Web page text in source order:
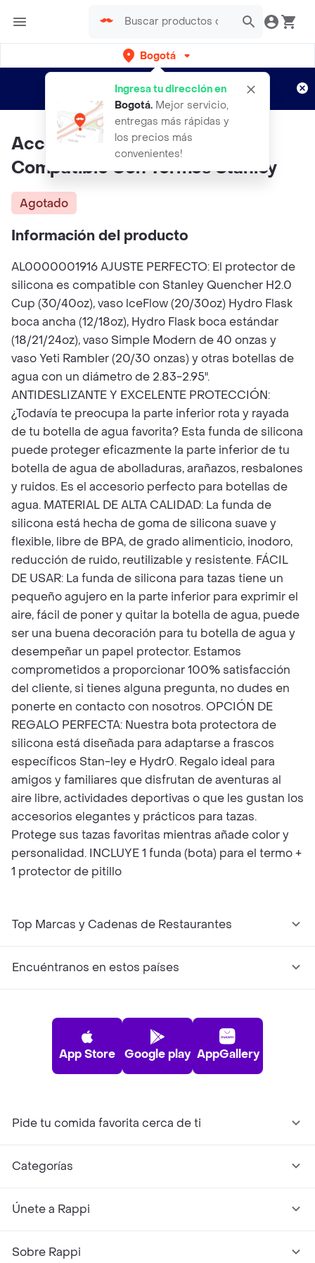
Bogotá
Ingresa tu dirección en
Bogotá. Mejor servicio,
entregas más rápidas y
los precios más
convenientes!
envíos gratis por semanas
Aplican TyC
Accesorio Protector Silicona
Compatible Con Termos Stanley
Agotado
Información del producto
AL0000001916 AJUSTE PERFECTO: El protector de
silicona es compatible con Stanley Quencher H2.0
Cup (30/40oz), vaso lceFlow (20/30oz) Hydro Flask
boca ancha (12/18oz), Hydro Flask boca estándar
(18/21/24oz), vaso Simple Modern de 40 onzas y
vaso Yeti Rambler (20/30 onzas) y otras botellas de
agua con un diámetro de 2.83-2.95".
ANTIDESLIZANTE Y EXCELENTE PROTECCIÓN:
¿Todavía te preocupa la parte inferior rota y rayada
de tu botella de agua favorita? Esta funda de silicona
puede proteger eficazmente la parte inferior de tu
botella de agua de abolladuras, arañazos, resbalones
y ruidos. Es el accesorio perfecto para botellas de
agua. MATERIAL DE ALTA CALIDAD: La funda de
silicona está hecha de goma de silicona suave y
flexible, libre de BPA, de grado alimenticio, inodoro,
reducción de ruido, reutilizable y resistente. FÁCIL
DE USAR: La funda de silicona para tazas tiene un
pequeño agujero en la parte inferior para exprimir el
aire, fácil de poner y quitar la botella de agua, puede
ser una buena decoración para tu botella de agua y
desempeñar un papel protector. Estamos
comprometidos a proporcionar 100% satisfacción
del cliente, si tienes alguna pregunta, no dudes en
ponerte en contacto con nosotros. OPCIÓN DE
REGALO PERFECTA: Nuestra bota protectora de
silicona está diseñada para adaptarse a frascos
específicos Stan-ley e Hydr0. Regalo ideal para
amigos y familiares que disfrutan de aventuras al
aire libre, actividades deportivas o que les gustan los
accesorios elegantes y prácticos para tazas.
Protege sus tazas favoritas mientras añade color y
personalidad. INCLUYE 1 funda (bota) para el termo +
1 protector de pitillo
Top Marcas y Cadenas de Restaurantes
Encuéntranos en estos países
App Store Google play AppGallery
Pide tu comida favorita cerca de ti
Categorías
Únete a Rappi
Sobre Rappi